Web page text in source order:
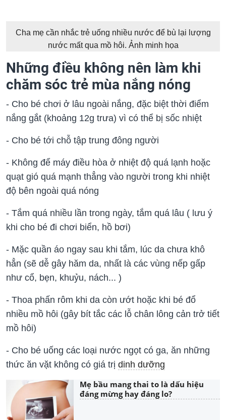
Cha mẹ cần nhắc trẻ uống nhiều nước để bù lại lượng
nước mất qua mồ hôi. Ảnh minh họa
Những điều không nên làm khi
chăm sóc trẻ mùa nắng nóng
- Cho bé chơi ở lâu ngoài nắng, đặc biệt thời điểm
nắng gắt (khoảng 12g trưa) vì có thể bị sốc nhiệt
- Cho bé tới chỗ tập trung đông người
- Không để máy điều hòa ở nhiệt độ quá lạnh hoặc
quạt gió quá mạnh thẳng vào người trong khi nhiệt
độ bên ngoài quá nóng
- Tắm quá nhiều lần trong ngày, tắm quá lâu ( lưu ý
khi cho bé đi chơi biển, hồ bơi)
- Mặc quần áo ngay sau khi tắm, lúc da chưa khô
hẳn (sẽ dễ gây hăm da, nhất là các vùng nếp gấp
như cổ, bẹn, khuỷu, nách... )
- Thoa phấn rôm khi da còn ướt hoặc khi bé đổ
nhiều mồ hôi (gây bít tắc các lỗ chân lông cản trở tiết
mồ hôi)
- Cho bé uống các loại nước ngọt có ga, ăn những
thức ăn vặt không có giá trị dinh dưỡng
Mẹ bầu mang thai to là dấu hiệu
đáng mừng hay đáng lo?